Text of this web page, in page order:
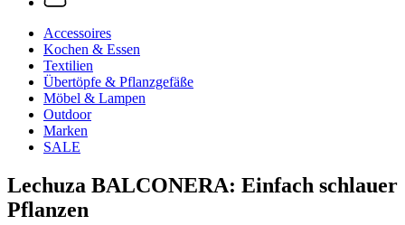
Accessoires
Kochen & Essen
Textilien
Übertöpfe & Pflanzgefäße
Möbel & Lampen
Outdoor
Marken
SALE
Lechuza BALCONERA: Einfach schlauer
Pflanzen